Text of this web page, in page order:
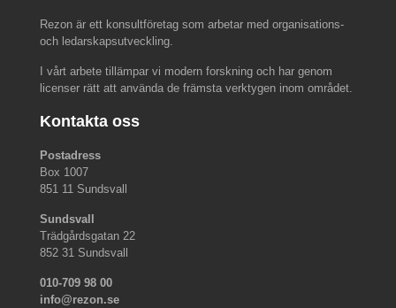
Rezon är ett konsultföretag som arbetar med organisations-
och ledarskapsutveckling.
I vårt arbete tillämpar vi modern forskning och har genom
licenser rätt att använda de främsta verktygen inom området.
Kontakta oss
Postadress
Box 1007
851 11 Sundsvall
Sundsvall
Trädgårdsgatan 22
852 31 Sundsvall
010-709 98 00
info@rezon.se